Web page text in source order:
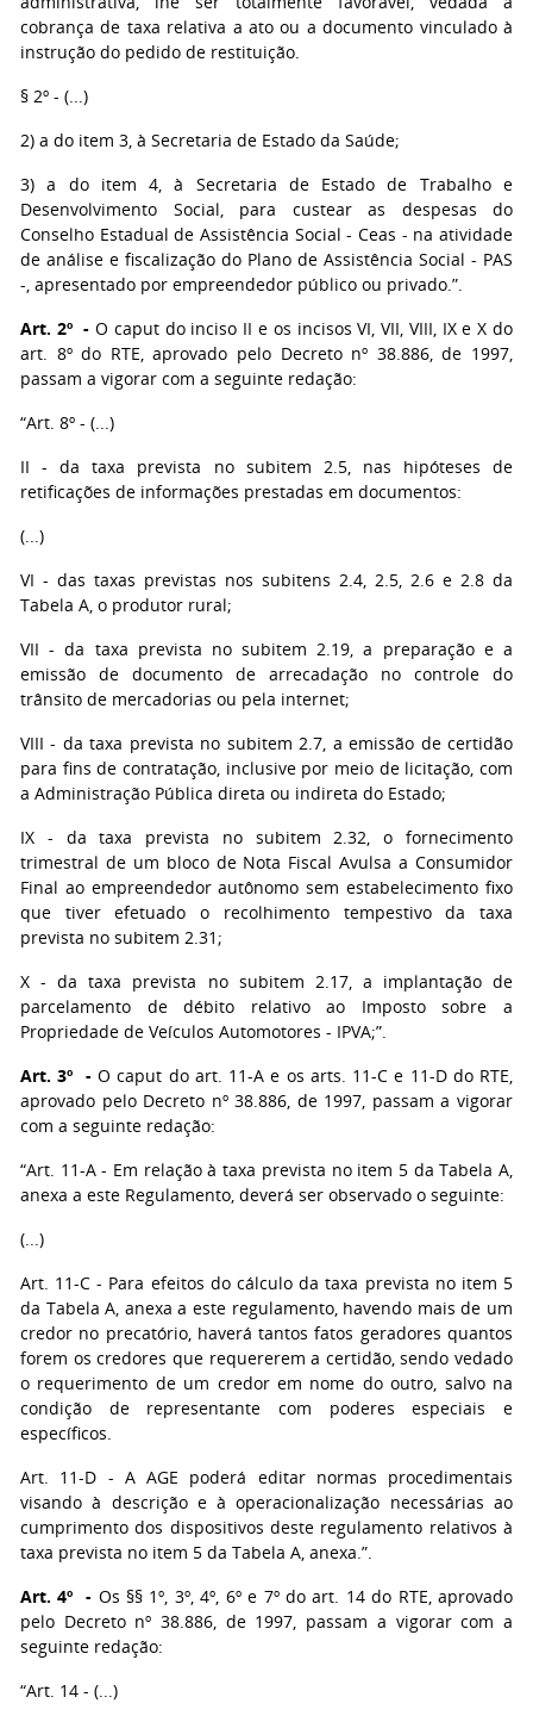
cobrança de taxa relativa a ato ou a documento vinculado à
instrução do pedido de restituição.
§ 2º - (...)
2) a do item 3, à Secretaria de Estado da Saúde;
3) a do item 4, à Secretaria de Estado de Trabalho e
Desenvolvimento Social, para custear as despesas do
Conselho Estadual de Assistência Social - Ceas - na atividade
de análise e fiscalização do Plano de Assistência Social - PAS
-, apresentado por empreendedor público ou privado.”.
Art. 2º - O caput do inciso II e os incisos VI, VII, VIII, IX e X do
art. 8º do RTE, aprovado pelo Decreto nº 38.886, de 1997,
passam a vigorar com a seguinte redação:
“Art. 8º - (...)
II - da taxa prevista no subitem 2.5, nas hipóteses de
retificações de informações prestadas em documentos:
(...)
VI - das taxas previstas nos subitens 2.4, 2.5, 2.6 e 2.8 da
Tabela A, o produtor rural;
VII - da taxa prevista no subitem 2.19, a preparação e a
emissão de documento de arrecadação no controle do
trânsito de mercadorias ou pela internet;
VIII - da taxa prevista no subitem 2.7, a emissão de certidão
para fins de contratação, inclusive por meio de licitação, com
a Administração Pública direta ou indireta do Estado;
IX - da taxa prevista no subitem 2.32, o fornecimento
trimestral de um bloco de Nota Fiscal Avulsa a Consumidor
Final ao empreendedor autônomo sem estabelecimento fixo
que tiver efetuado o recolhimento tempestivo da taxa
prevista no subitem 2.31;
X - da taxa prevista no subitem 2.17, a implantação de
parcelamento de débito relativo ao Imposto sobre a
Propriedade de Veículos Automotores - IPVA;”.
Art. 3º -O caput do art. 11-A e os arts. 11-C e 11-D do RTE,
aprovado pelo Decreto nº 38.886, de 1997, passam a vigorar
com a seguinte redação:
“Art. 11-A - Em relação à taxa prevista no item 5 da Tabela A,
anexa a este Regulamento, deverá ser observado o seguinte:
(...)
Art. 11-C - Para efeitos do cálculo da taxa prevista no item 5
da Tabela A, anexa a este regulamento, havendo mais de um
credor no precatório, haverá tantos fatos geradores quantos
forem os credores que requererem a certidão, sendo vedado
o requerimento de um credor em nome do outro, salvo na
condição de representante com poderes especiais e
específicos.
Art. 11-D - A AGE poderá editar normas procedimentais
visando à descrição e à operacionalização necessárias ao
cumprimento dos dispositivos deste regulamento relativos à
taxa prevista no item 5 da Tabela A, anexa.”.
Art. 4º - Os §§ 1º, 3º, 4º, 6º e 7º do art. 14 do RTE, aprovado
pelo Decreto nº 38.886, de 1997, passam a vigorar com a
seguinte redação:
“Art. 14 - (...)